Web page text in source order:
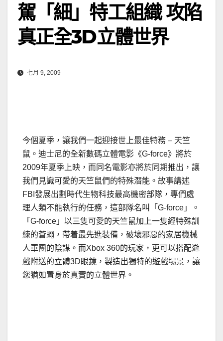
駕「細」特工組織 攻陷
真正全3D立體世界
七月 9, 2009
今個夏季，讓我們一起迎接世上最佳特務 – 天竺
鼠。迪士尼的全新數碼立體電影《G-force》將於
2009年夏季上映，而同名電影亦將於同期推出，讓
我們見識可愛的天竺鼠們的特殊潛能。故事講述
FBI發展出劃時代生物科技最高機密部隊，專們處
理人類不能執行的任務，這部隊名叫「G-force」。
「G-force」以三隻可愛的天竺鼠加上一隻經特殊訓
練的蒼蠅，帶着最先進裝備，破壞邪惡的家居機械
人軍團的陰謀。而Xbox 360的玩家，更可以搭配遊
戲附送的立體3D眼鏡，製造出獨特的遊戲場景，讓
您猶如置身於真實的立體世界。